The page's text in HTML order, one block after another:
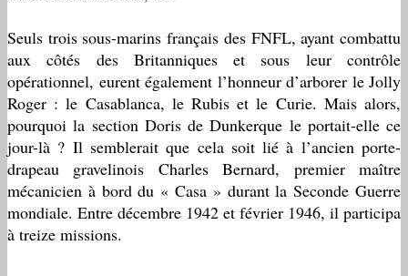
Seuls trois sous-marins français des FNFL, ayant combattu
aux côtés des Britanniques et sous leur contrôle
opérationnel, eurent également l’honneur d’arborer le Jolly
Roger : le Casablanca, le Rubis et le Curie. Mais alors,
pourquoi la section Doris de Dunkerque le portait-elle ce
jour-là ? Il semblerait que cela soit lié à l’ancien porte-
drapeau gravelinois Charles Bernard, premier maître
mécanicien à bord du « Casa » durant la Seconde Guerre
mondiale. Entre décembre 1942 et février 1946, il participa
à treize missions.